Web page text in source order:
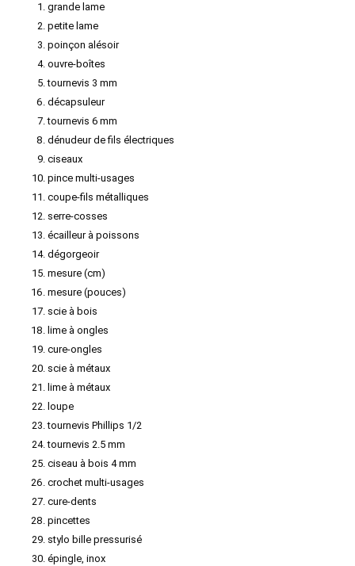
grande lame
petite lame
poinçon alésoir
ouvre-boîtes
tournevis 3 mm
décapsuleur
tournevis 6 mm
dénudeur de fils électriques
ciseaux
pince multi-usages
coupe-fils métalliques
serre-cosses
écailleur à poissons
dégorgeoir
mesure (cm)
mesure (pouces)
scie à bois
lime à ongles
cure-ongles
scie à métaux
lime à métaux
loupe
tournevis Phillips 1/2
tournevis 2.5 mm
ciseau à bois 4 mm
crochet multi-usages
cure-dents
pincettes
stylo bille pressurisé
épingle, inox